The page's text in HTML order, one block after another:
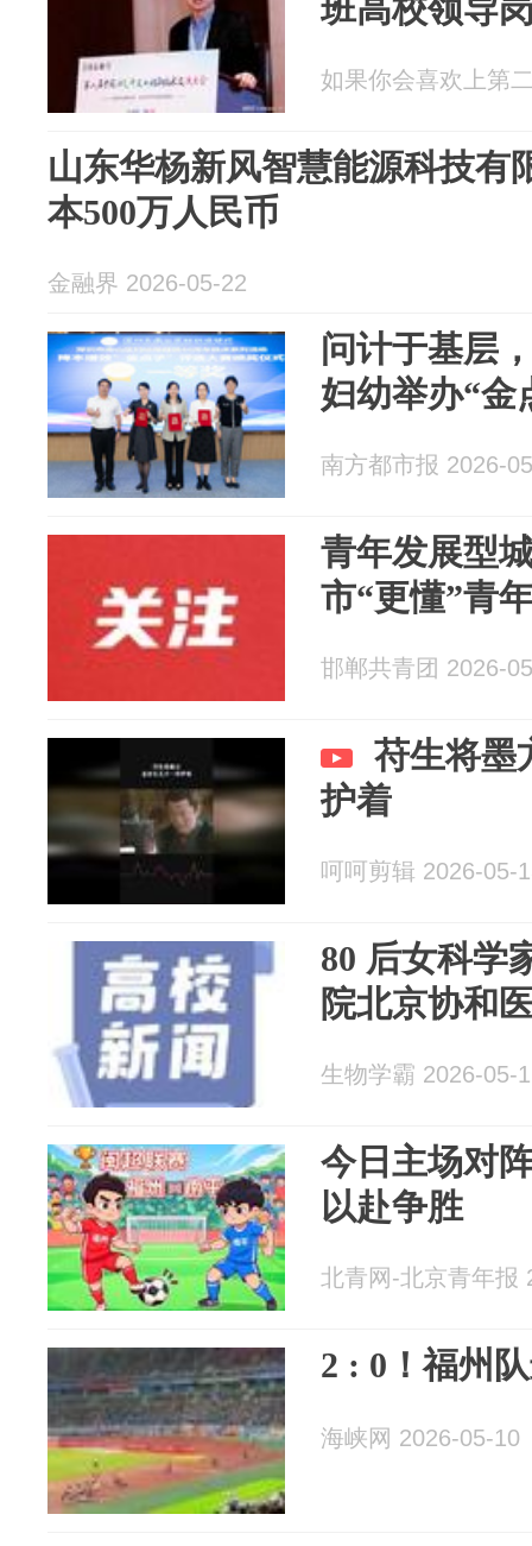
班高校领导
如果你会喜欢上第
山东华杨新风智慧能源科技有
本500万人民币
金融界 2026-05-22
问计于基层
妇幼举办“金
南方都市报 2026-
青年发展型
市“更懂”青
邯郸共青团 2026-
苻生将墨
护着
呵呵剪辑 2026-05-
80 后女科学
院北京协和
生物学霸 2026-05-
今日主场对
以赴争胜
北青网-北京青年报
2 : 0！福州
海峡网 2026-05-10